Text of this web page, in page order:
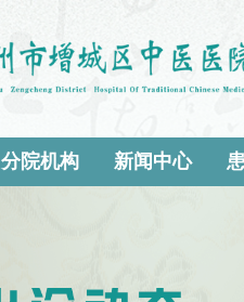
分院机构 新闻中心